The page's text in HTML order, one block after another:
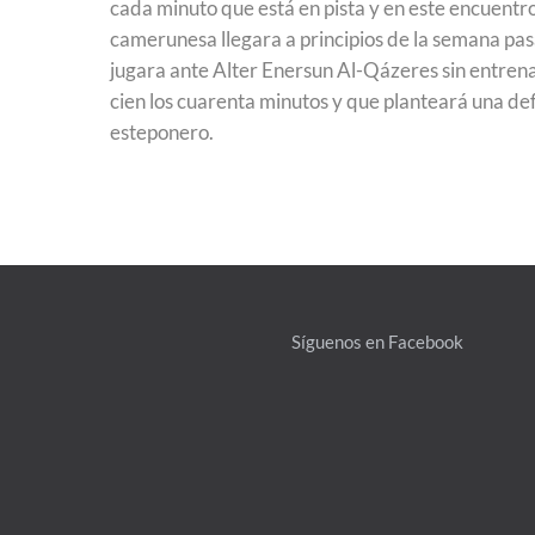
cada minuto que está en pista y en este
camerunesa llegara a principios de la semana
jugara ante Alter Enersun Al-Qázeres sin
cien los cuarenta minutos y que planteará una
esteponero.
Síguenos en Facebook